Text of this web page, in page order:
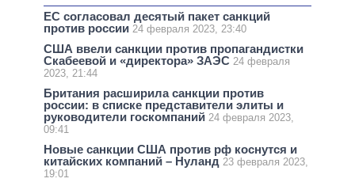
ЕС согласовал десятый пакет санкций
против россии 24 февраля 2023, 23:40
США ввели санкции против пропагандистки
Скабеевой и «директора» ЗАЭС 24 февраля
2023, 21:44
Британия расширила санкции против
россии: в списке представители элиты и
руководители госкомпаний 24 февраля 2023,
09:41
Новые санкции США против рф коснутся и
китайских компаний – Нуланд 23 февраля 2023,
19:01